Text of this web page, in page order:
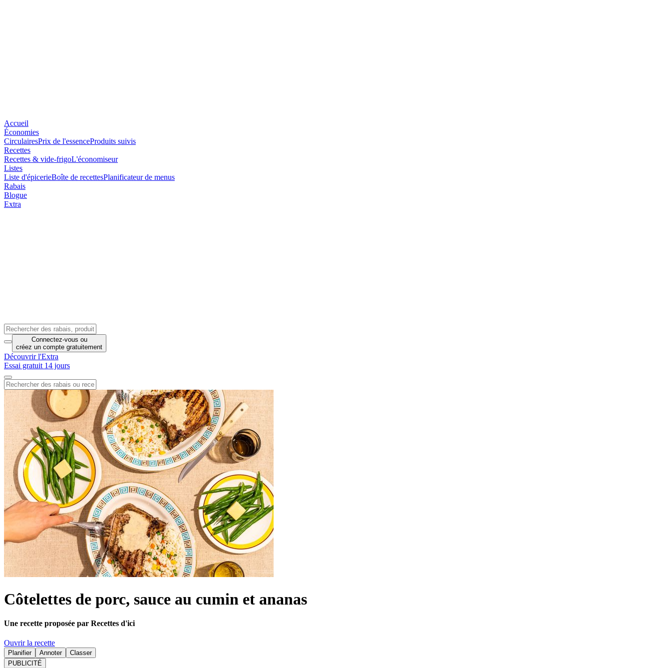
Accueil
Économies
CirculairesPrix de l'essenceProduits suivis
Recettes
Recettes & vide-frigoL'économiseur
Listes
Liste d'épicerieBoîte de recettesPlanificateur de menus
Rabais
Blogue
Extra
Connectez-vous ou
créez un compte gratuitement
Découvrir l'Extra
Essai gratuit 14 jours
Côtelettes de porc, sauce au cumin et ananas
Une recette proposée par Recettes d'ici
Ouvrir la recette
Planifier Annoter
Classer
PUBLICITÉ